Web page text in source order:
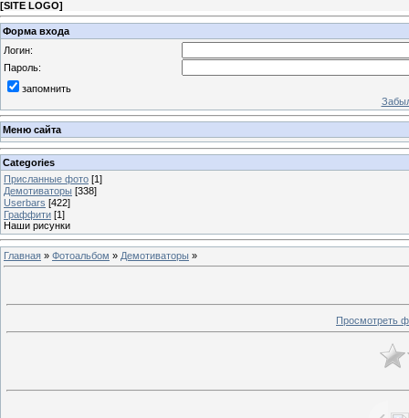
[SITE LOGO]
Форма входа
Логин:
Пароль:
запомнить
Меню сайта
Categories
Присланные фото [1]
Демотиваторы [338]
Userbars [422]
Граффити [1]
Наши рисунки
Главная » Фотоальбом » Демотиваторы »
Просмотреть